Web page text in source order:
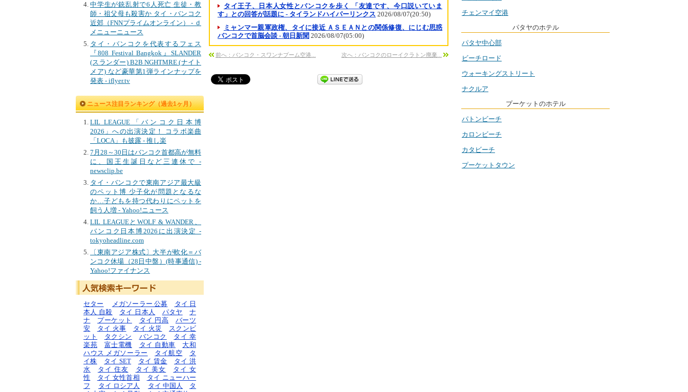
中学生が銃乱射で6人死亡 生徒・教
師・祖父母も殺害か タイ・バンコク
近郊（FNNプライムオンライン） - ｄ
メニューニュース
タイ・バンコクを代表するフェス
『808 Festival Bangkok』SLANDER
(スランダー) B2B NGHTMRE (ナイト
メア) など豪華第1弾ラインナップを
発表 - iflyer.tv
ニュース注目ランキング（過去1ヶ月）
LIL LEAGUE「バンコク日本博
2026」への出演決定！ コラボ楽曲
「LOCA」も披露 - 推し楽
7月28～30日はバンコク首都高が無料
に、国王生誕日など三連休で -
newsclip.be
タイ・バンコクで東南アジア最大級
のペット博 少子化が問題となるな
か…子どもを持つ代わりにペットを
飼う人増 - Yahoo!ニュース
LIL LEAGUEとWOLF & WANDER、
バンコク日本博2026に出演決定 -
tokyoheadline.com
〔東南アジア株式〕大半が軟化＝バ
ンコク休場（28日中盤）(時事通信) -
Yahoo!ファイナンス
セター メガソーラー 公募
タイ 日
本人 自殺
タイ 日本人 パタヤ
ナ
ナ
プーケット タイ 円高
バーツ
安
タイ 火事 タイ 火災
スクンビ
ット
タクシン バンコク
タイ 幸
楽苑
富士電機 タイ 自動車
大和
ハウス メガソーラー
タイ航空
タ
イ株
タイ SET タイ 賃金
タイ 洪
水
タイ 住友 タイ 美女
タイ 女
性
タイ 女性首相
タイ ニューハー
フ
タイ ロシア人 タイ 中国人
タ
タイ王子、日本人女性とバンコクを歩く 「友達です、今口説いていま
す」との回答が話題に - タイランドハイパーリンクス 2026/08/07(20:50)
ミャンマー親軍政権、タイに接近 ＡＳＥＡＮとの関係修復、にじむ思惑
バンコクで首脳会談 - 朝日新聞 2026/08/07(05:00)
前へ：バンコク・スワンナプーム空港... 次へ：バンコクのローイクラトン廃棄...